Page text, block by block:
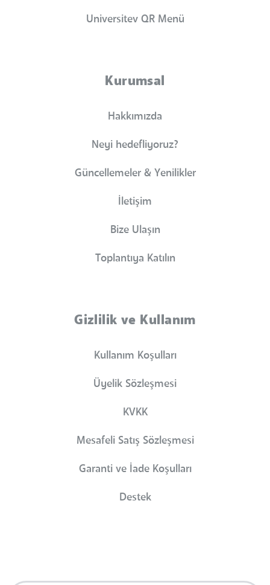
Universitev QR Menü
Kurumsal
Hakkımızda
Neyi hedefliyoruz?
Güncellemeler & Yenilikler
İletişim
Bize Ulaşın
Toplantıya Katılın
Gizlilik ve Kullanım
Kullanım Koşulları
Üyelik Sözleşmesi
KVKK
Mesafeli Satış Sözleşmesi
Garanti ve İade Koşulları
Destek